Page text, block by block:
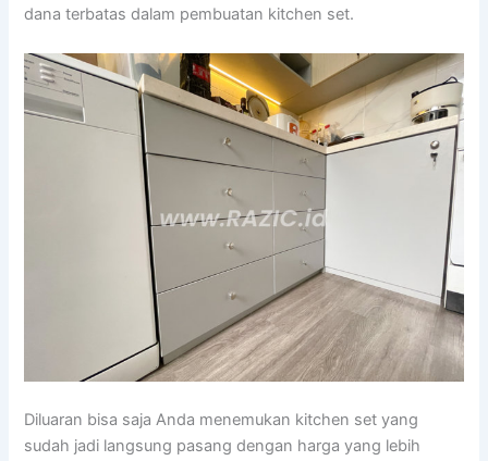
dana terbatas dalam pembuatan kitchen set.
Diluaran bisa saja Anda menemukan kitchen set yang
sudah jadi langsung pasang dengan harga yang lebih